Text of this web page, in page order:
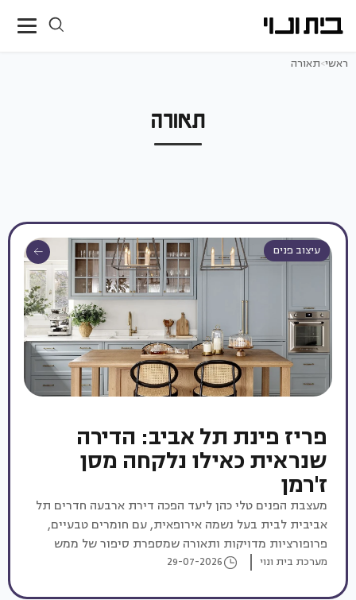
ראשי>תאורה
תאורה
עיצוב פנים
פריז פינת תל אביב: הדירה
שנראית כאילו נלקחה מסן
ז'רמן
מעצבת הפנים טלי כהן ליעד הפכה דירת ארבעה חדרים תל
אביבית לבית בעל נשמה אירופאית, עם חומרים טבעיים,
פרופורציות מדויקות ותאורה שמספרת סיפור של ממש
מערכת בית ונוי 29-07-2026